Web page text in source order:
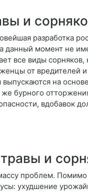
и
разработка
данный момент не
все виды сорняков,
от вредителей
на
бурного
вдобавок
и
проблем.
ухудшение